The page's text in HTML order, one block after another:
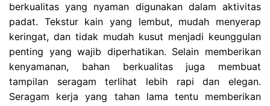
berkualitas yang nyaman digunakan dalam aktivitas
padat. Tekstur kain yang lembut, mudah menyerap
keringat, dan tidak mudah kusut menjadi keunggulan
penting yang wajib diperhatikan. Selain memberikan
kenyamanan, bahan berkualitas juga membuat
tampilan seragam terlihat lebih rapi dan elegan.
Seragam kerja yang tahan lama tentu memberikan